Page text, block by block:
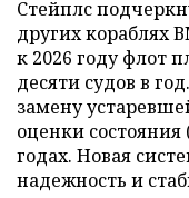
Стейплс
других кораблях
к 2026 году флот
десяти судов в
замену
оценки состояния
годах. Новая
надежность и